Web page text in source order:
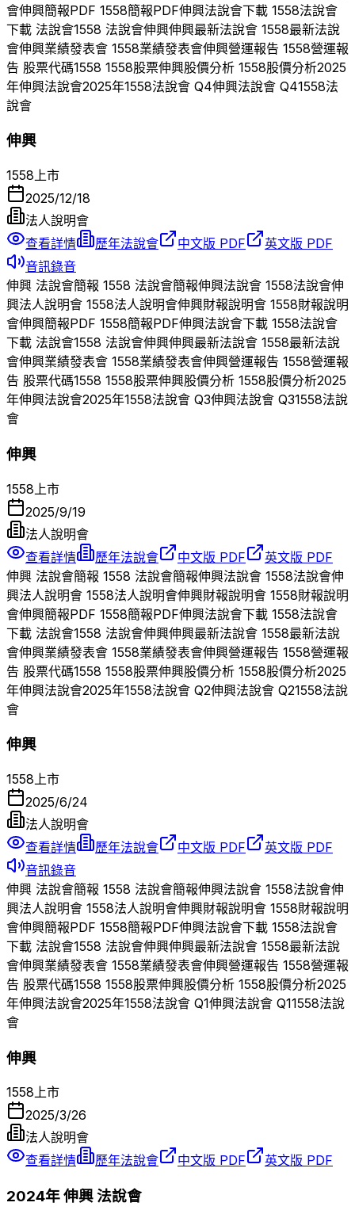
會伸興簡報PDF 1558簡報PDF伸興法說會下載 1558法說會
下載 法說會1558 法說會伸興伸興最新法說會 1558最新法說
會伸興業績發表會 1558業績發表會伸興營運報告 1558營運報
告 股票代碼1558 1558股票伸興股價分析 1558股價分析2025
年伸興法說會2025年1558法說會 Q4伸興法說會 Q41558法
說會
伸興
1558上市
2025/12/18
法人說明會
查看詳情
歷年法說會 中文版 PDF
英文版 PDF
音訊錄音
伸興 法說會簡報 1558 法說會簡報伸興法說會 1558法說會伸
興法人說明會 1558法人說明會伸興財報說明會 1558財報說明
會伸興簡報PDF 1558簡報PDF伸興法說會下載 1558法說會
下載 法說會1558 法說會伸興伸興最新法說會 1558最新法說
會伸興業績發表會 1558業績發表會伸興營運報告 1558營運報
告 股票代碼1558 1558股票伸興股價分析 1558股價分析2025
年伸興法說會2025年1558法說會 Q3伸興法說會 Q31558法說
會
伸興
1558 上市
2025/9/19
法人說明會
查看詳情
歷年法說會 中文版 PDF
英文版 PDF
伸興 法說會簡報 1558 法說會簡報伸興法說會 1558法說會伸
興法人說明會 1558法人說明會伸興財報說明會 1558財報說明
會伸興簡報PDF 1558簡報PDF伸興法說會下載 1558法說會
下載 法說會1558 法說會伸興伸興最新法說會 1558最新法說
會伸興業績發表會 1558業績發表會伸興營運報告 1558營運報
告 股票代碼1558 1558股票伸興股價分析 1558股價分析2025
年伸興法說會2025年1558法說會 Q2伸興法說會 Q21558法說
會
伸興
1558 上市
2025/6/24
法人說明會
查看詳情
歷年法說會 中文版 PDF
英文版 PDF
音訊錄音
伸興 法說會簡報 1558 法說會簡報伸興法說會 1558法說會伸
興法人說明會 1558法人說明會伸興財報說明會 1558財報說明
會伸興簡報PDF 1558簡報PDF伸興法說會下載 1558法說會
下載 法說會1558 法說會伸興伸興最新法說會 1558最新法說
會伸興業績發表會 1558業績發表會伸興營運報告 1558營運報
告 股票代碼1558 1558股票伸興股價分析 1558股價分析2025
年伸興法說會2025年1558法說會 Q1伸興法說會 Q11558法說
會
伸興
1558上市
2025/3/26
法人說明會
查看詳情
歷年法說會 中文版 PDF 英文版 PDF
2024年伸興法說會